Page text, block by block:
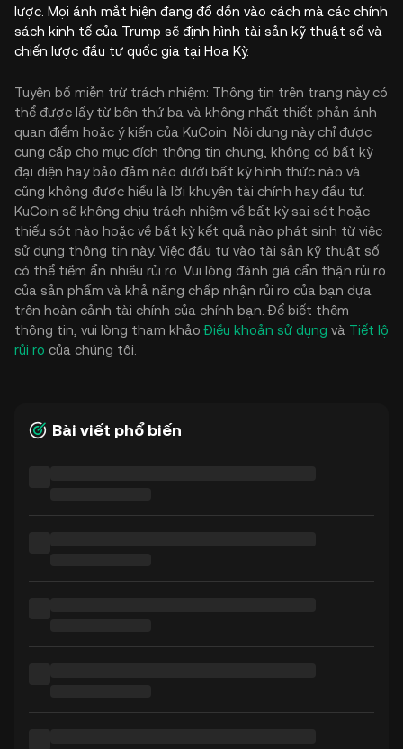
lược. Mọi ánh mắt hiện đang đổ dồn vào cách mà các chính
sách kinh tế của Trump sẽ định hình tài sản kỹ thuật số và
chiến lược đầu tư quốc gia tại Hoa Kỳ.
Tuyên bố miễn trừ trách nhiệm: Thông tin trên trang này có
thể được lấy từ bên thứ ba và không nhất thiết phản ánh
quan điểm hoặc ý kiến của KuCoin. Nội dung này chỉ được
cung cấp cho mục đích thông tin chung, không có bất kỳ
đại diện hay bảo đảm nào dưới bất kỳ hình thức nào và
cũng không được hiểu là lời khuyên tài chính hay đầu tư.
KuCoin sẽ không chịu trách nhiệm về bất kỳ sai sót hoặc
thiếu sót nào hoặc về bất kỳ kết quả nào phát sinh từ việc
sử dụng thông tin này. Việc đầu tư vào tài sản kỹ thuật số
có thể tiềm ẩn nhiều rủi ro. Vui lòng đánh giá cẩn thận rủi ro
của sản phẩm và khả năng chấp nhận rủi ro của bạn dựa
trên hoàn cảnh tài chính của chính bạn. Để biết thêm
thông tin, vui lòng tham khảoĐiều khoản sử dụng và Tiết lộ
rủi ro của chúng tôi.
Bài viết phổ biến